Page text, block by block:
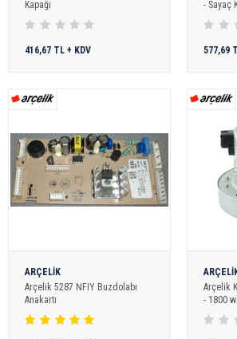
Kapağı
416,67 TL + KDV
- Sayaç
577,69
ARÇELİK
Arçelik 5287 NFIY Buzdolabı
Anakartı
Arçelik
- 1800